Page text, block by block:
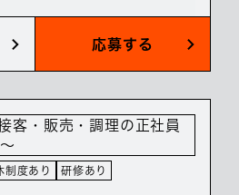
応募する
制度あり
研修あり